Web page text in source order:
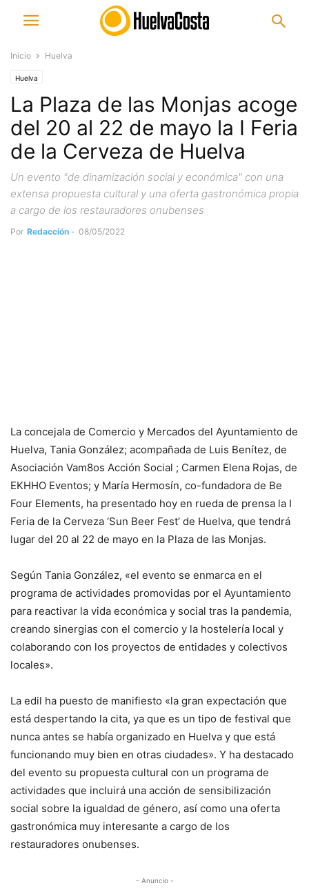
Inicio Huelva
Huelva
La Plaza de las Monjas acoge
del 20 al 22 de mayo la I Feria
de la Cerveza de Huelva
Un evento "de dinamización social y económica" con una
extensa propuesta cultural y una oferta gastronómica propia
a cargo de los restauradores onubenses
Por Redacción - 08/05/2022
La concejala de Comercio y Mercados del Ayuntamiento de
Huelva, Tania González; acompañada de Luis Benítez, de
Asociación Vam8os Acción Social ; Carmen Elena Rojas, de
EKHHO Eventos; y María Hermosín, co-fundadora de Be
Four Elements, ha presentado hoy en rueda de prensa la I
Feria de la Cerveza ‘Sun Beer Fest’ de Huelva, que tendrá
lugar del 20 al 22 de mayo en la Plaza de las Monjas.
Según Tania González, «el evento se enmarca en el
programa de actividades promovidas por el Ayuntamiento
para reactivar la vida económica y social tras la pandemia,
creando sinergias con el comercio y la hostelería local y
colaborando con los proyectos de entidades y colectivos
locales».
La edil ha puesto de manifiesto «la gran expectación que
está despertando la cita, ya que es un tipo de festival que
nunca antes se había organizado en Huelva y que está
funcionando muy bien en otras ciudades». Y ha destacado
del evento su propuesta cultural con un programa de
actividades que incluirá una acción de sensibilización
social sobre la igualdad de género, así como una oferta
gastronómica muy interesante a cargo de los
restauradores onubenses.
- Anuncio -